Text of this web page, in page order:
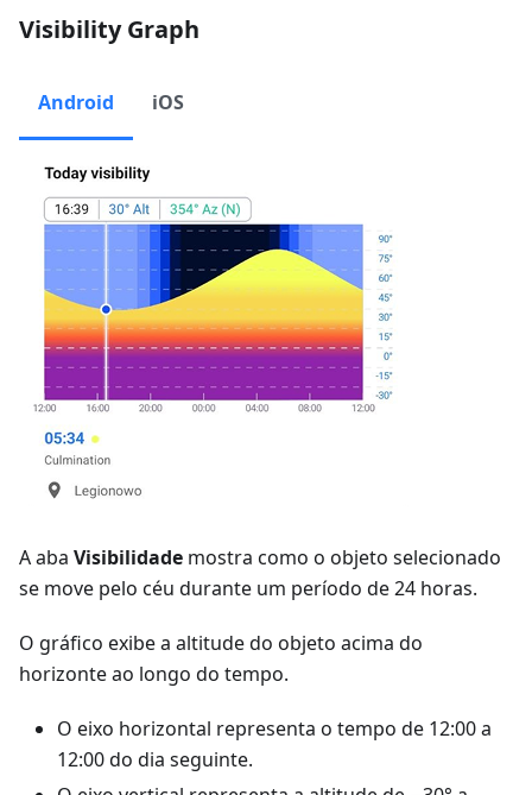
Visibility Graph
Android iOS
A aba Visibilidade mostra como o objeto selecionado
se move pelo céu durante um período de 24 horas.
O gráfico exibe a altitude do objeto acima do
horizonte ao longo do tempo.
O eixo horizontal representa o tempo de 12:00 a
12:00 do dia seguinte.